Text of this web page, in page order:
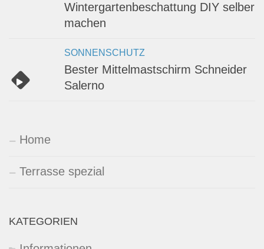
Wintergartenbeschattung DIY selber
machen
SONNENSCHUTZ
Bester Mittelmastschirm Schneider
Salerno
Home
Terrasse spezial
KATEGORIEN